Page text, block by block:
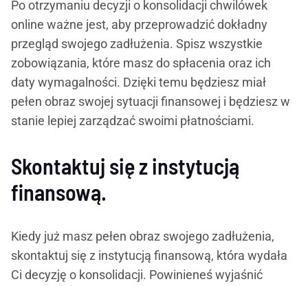
Po otrzymaniu decyzji o konsolidacji chwilówek
online ważne jest, aby przeprowadzić dokładny
przegląd swojego zadłużenia. Spisz wszystkie
zobowiązania, które masz do spłacenia oraz ich
daty wymagalności. Dzięki temu będziesz miał
pełen obraz swojej sytuacji finansowej i będziesz w
stanie lepiej zarządzać swoimi płatnościami.
Skontaktuj się z instytucją
finansową.
Kiedy już masz pełen obraz swojego zadłużenia,
skontaktuj się z instytucją finansową, która wydała
Ci decyzję o konsolidacji. Powinieneś wyjaśnić